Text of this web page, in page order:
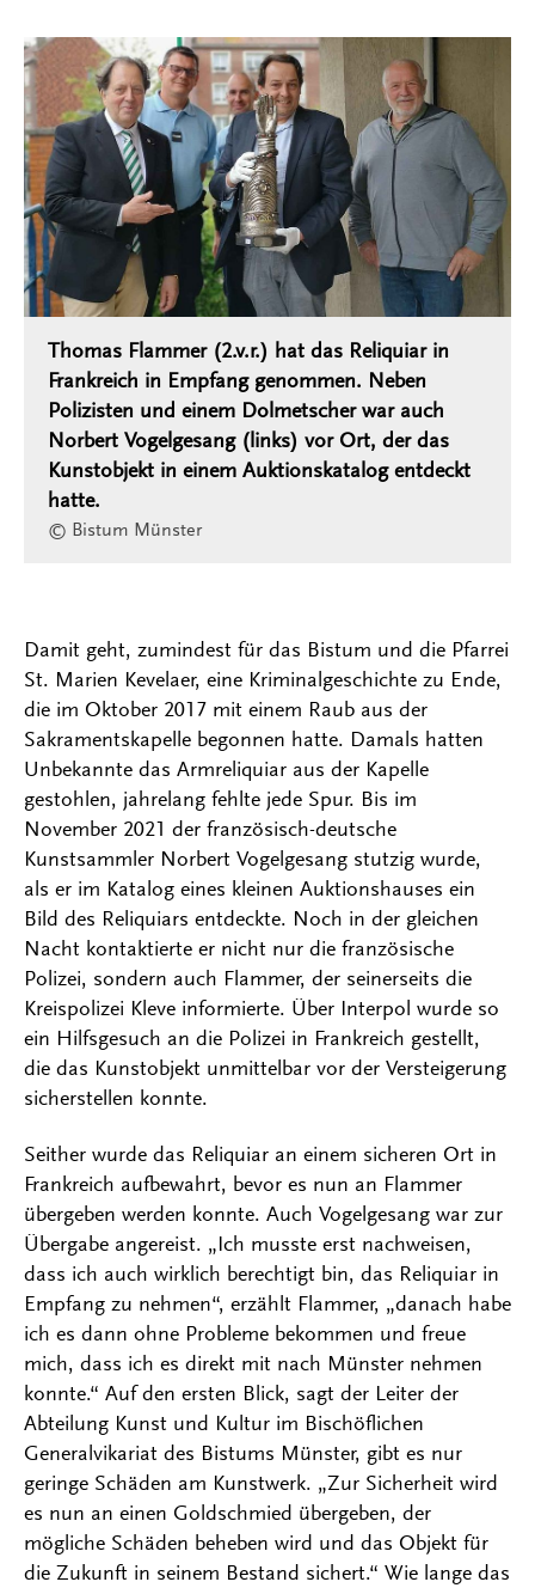
Thomas Flammer (2.v.r.) hat das Reliquiar in
Frankreich in Empfang genommen. Neben
Polizisten und einem Dolmetscher war auch
Norbert Vogelgesang (links) vor Ort, der das
Kunstobjekt in einem Auktionskatalog entdeckt
hatte.
© Bistum Münster
Damit geht, zumindest für das Bistum und die Pfarrei
St. Marien Kevelaer, eine Kriminalgeschichte zu Ende,
die im Oktober 2017 mit einem Raub aus der
Sakramentskapelle begonnen hatte. Damals hatten
Unbekannte das Armreliquiar aus der Kapelle
gestohlen, jahrelang fehlte jede Spur. Bis im
November 2021 der französisch-deutsche
Kunstsammler Norbert Vogelgesang stutzig wurde,
als er im Katalog eines kleinen Auktionshauses ein
Bild des Reliquiars entdeckte. Noch in der gleichen
Nacht kontaktierte er nicht nur die französische
Polizei, sondern auch Flammer, der seinerseits die
Kreispolizei Kleve informierte. Über Interpol wurde so
ein Hilfsgesuch an die Polizei in Frankreich gestellt,
die das Kunstobjekt unmittelbar vor der Versteigerung
sicherstellen konnte.
Seither wurde das Reliquiar an einem sicheren Ort in
Frankreich aufbewahrt, bevor es nun an Flammer
übergeben werden konnte. Auch Vogelgesang war zur
Übergabe angereist. „Ich musste erst nachweisen,
dass ich auch wirklich berechtigt bin, das Reliquiar in
Empfang zu nehmen“, erzählt Flammer, „danach habe
ich es dann ohne Probleme bekommen und freue
mich, dass ich es direkt mit nach Münster nehmen
konnte.“ Auf den ersten Blick, sagt der Leiter der
Abteilung Kunst und Kultur im Bischöflichen
Generalvikariat des Bistums Münster, gibt es nur
geringe Schäden am Kunstwerk. „Zur Sicherheit wird
es nun an einen Goldschmied übergeben, der
mögliche Schäden beheben wird und das Objekt für
die Zukunft in seinem Bestand sichert.“ Wie lange das